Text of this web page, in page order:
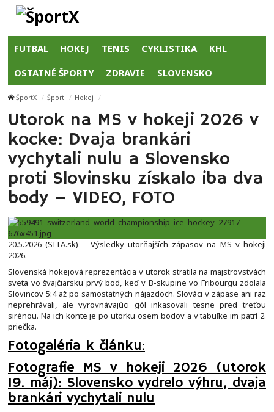
FUTBAL HOKEJ TENIS CYKLISTIKA KHL
OSTATNÉ ŠPORTY ZDRAVIE SLOVENSKO
ŠportX Šport Hokej
Utorok na MS v hokeji 2026 v
kocke: Dvaja brankári
vychytali nulu a Slovensko
proti Slovinsku získalo iba dva
body – VIDEO, FOTO
20.5.2026 (SITA.sk) – Výsledky utorňajších zápasov na MS v hokeji
2026.
Slovenská hokejová reprezentácia v utorok stratila na majstrovstvách
sveta vo švajčiarsku prvý bod, keď v B-skupine vo Fribourgu zdolala
Slovincov 5:4 až po samostatných nájazdoch. Slováci v zápase ani raz
neprehrávali, ale vyrovnávajúci gól inkasovali tesne pred treťou
sirénou. Na ich konte je po utorku osem bodov a v tabuľke im patrí 2.
priečka.
Fotogaléria k článku:
Fotografie MS v hokeji 2026 (utorok
19. máj): Slovensko vydrelo výhru, dvaja
brankári vychytali nulu